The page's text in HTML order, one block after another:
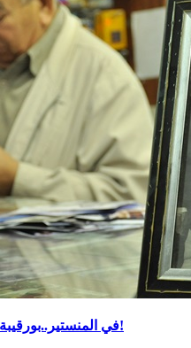
في المنستير..بورقيبة يشارك في سباق الرئاسة التونسية!